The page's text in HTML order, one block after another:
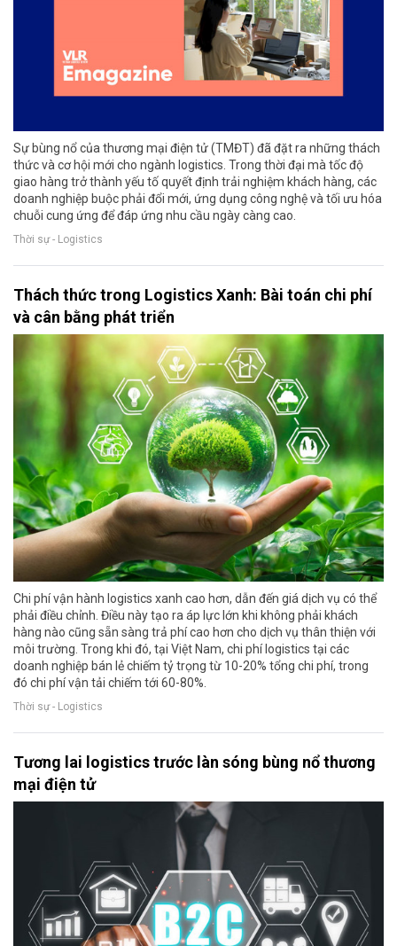
Sự bùng nổ của thương mại điện tử (TMĐT) đã đặt ra những thách
thức và cơ hội mới cho ngành logistics. Trong thời đại mà tốc độ
giao hàng trở thành yếu tố quyết định trải nghiệm khách hàng, các
doanh nghiệp buộc phải đổi mới, ứng dụng công nghệ và tối ưu hóa
chuỗi cung ứng để đáp ứng nhu cầu ngày càng cao.
Thời sự - Logistics
Thách thức trong Logistics Xanh: Bài toán chi phí
và cân bằng phát triển
Chi phí vận hành logistics xanh cao hơn, dẫn đến giá dịch vụ có thể
phải điều chỉnh. Điều này tạo ra áp lực lớn khi không phải khách
hàng nào cũng sẵn sàng trả phí cao hơn cho dịch vụ thân thiện với
môi trường. Trong khi đó, tại Việt Nam, chi phí logistics tại các
doanh nghiệp bán lẻ chiếm tỷ trọng từ 10-20% tổng chi phí, trong
đó chi phí vận tải chiếm tới 60-80%.
Thời sự - Logistics
Tương lai logistics trước làn sóng bùng nổ thương
mại điện tử